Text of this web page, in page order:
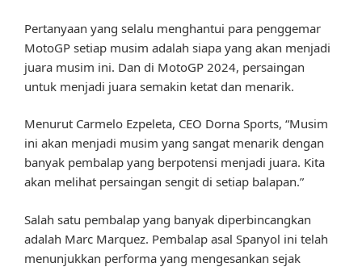
Pertanyaan yang selalu menghantui para penggemar
MotoGP setiap musim adalah siapa yang akan menjadi
juara musim ini. Dan di MotoGP 2024, persaingan
untuk menjadi juara semakin ketat dan menarik.
Menurut Carmelo Ezpeleta, CEO Dorna Sports, “Musim
ini akan menjadi musim yang sangat menarik dengan
banyak pembalap yang berpotensi menjadi juara. Kita
akan melihat persaingan sengit di setiap balapan.”
Salah satu pembalap yang banyak diperbincangkan
adalah Marc Marquez. Pembalap asal Spanyol ini telah
menunjukkan performa yang mengesankan sejak